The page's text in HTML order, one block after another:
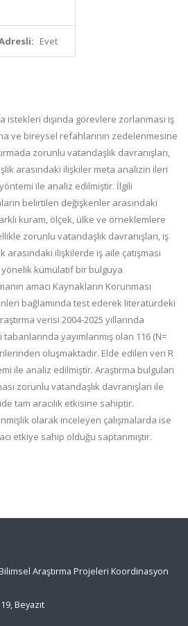
Evet
istekleri dışında görevlere zorlanması iş
ve bireysel refahlarının zedelenmesine
zorunlu vatandaşlık davranışları,
arasındaki ilişkiler meta analizin ileri
ile analiz edilmiştir. İlgili
belirtilen değişkenler arasındaki
kuram, ölçek, ülke ve örneklemlere
zorunlu vatandaşlık davranışları, iş
arasındaki ilişkilerde iş aile çatışması
kümülatif bir bulguya
amacı Kaynakların Korunması
bağlamında test ederek literatürdeki
verisi 2004-2025 yıllarında
yayımlanmış olan 116 (N=
oluşmaktadır. Elde edilen veri R
ile analiz edilmiştir. Araştırma bulguları
zorunlu vatandaşlık davranışları ile
tam aracılık etkisine sahiptir.
olarak inceleyen çalışmalarda ise
etkiye sahip olduğu saptanmıştır.
Araştırma Projeleri Koordinasyon
Beyazıt